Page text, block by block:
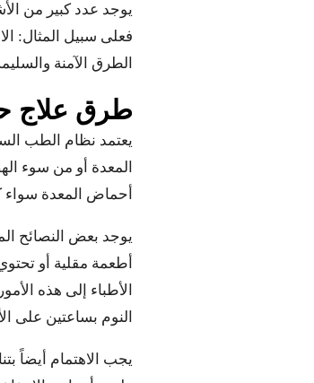
يوجد عدد كبير من
فعلى سبيل المثال:
الطرق الآمنة
طرق علاج
يعتمد نظام الطب
المعدة أو من سوء
أحماض المعدة
يوجد بعض النصائح
أطعمة مقلية أو
الأطباء إلى هذه
النوم بساعتين على
يجب الاهتمام أيضاً